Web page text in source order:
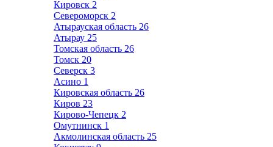
Кировск 2
Североморск 2
Атырауская область 26
Атырау 25
Томская область 26
Томск 20
Северск 3
Асино 1
Кировская область 26
Киров 23
Кирово-Чепецк 2
Омутнинск 1
Акмолинская область 25